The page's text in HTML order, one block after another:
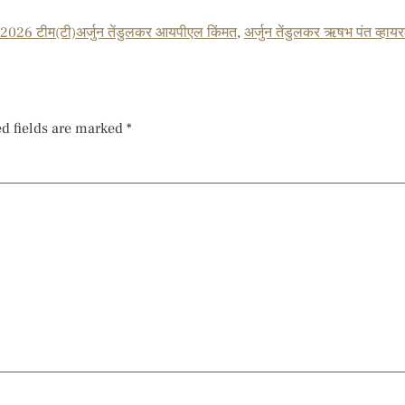
टीम(टी)अर्जुन तेंडुलकर आयपीएल किंमत, अर्जुन तेंडुलकर ऋषभ पंत
fields are marked *